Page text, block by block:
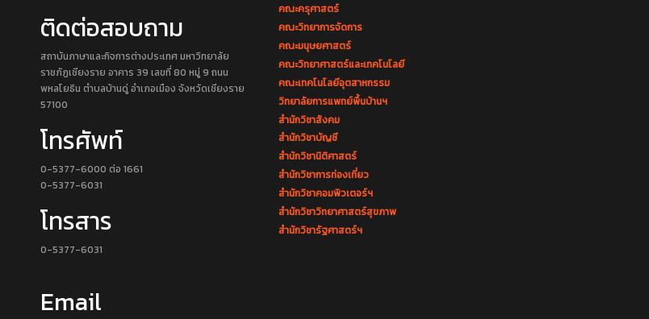
ติดต่อสอบถาม
สถาบันภาษาและกิจการต่างประเทศ มหาวิทยาลัย
ราชภัฏเชียงราย อาคาร 39 เลขที่ 80 หมู่ 9 ถนน
พหลโยธิน ตำบลบ้านดู่ อำเภอเมือง จังหวัดเชียงราย
57100
โทรศัพท์
0-5377-6000 ต่อ 1661
0-5377-6031
โทรสาร
0-5377-6031
Email
คณะครุศาสตร์
คณะวิทยาการจัดการ
คณะมนุษยศาสตร์
คณะวิทยาศาสตร์และเทคโนโลยี
คณะเทคโนโลยีอุตสาหกรรม
วิทยาลัยการแพทย์พื้นบ้านฯ
สำนักวิชาสังคม
สำนักวิชาบัญชี
สำนักวิชานิติศาสตร์
สำนักวิชาการท่องเที่ยว
สำนักวิชาคอมพิวเตอร์ฯ
สำนักวิชาวิทยาศาสตร์สุขภาพ
สำนักวิชารัฐศาสตร์ฯ